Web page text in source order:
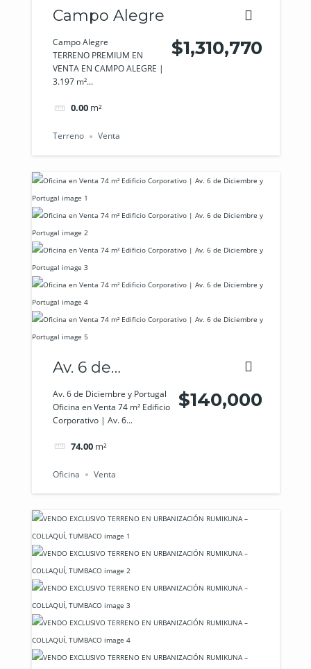
Campo Alegre
Campo Alegre
TERRENO PREMIUM EN
VENTA EN CAMPO ALEGRE |
3.197 m²...
0.00 m²
$1,310,770
Terreno Venta
Av. 6 de
Diciembre y
Portugal
Av. 6 de Diciembre y Portugal
Oficina en Venta 74 m² Edificio
Corporativo | Av. 6...
74.00 m²
$140,000
Oficina Venta